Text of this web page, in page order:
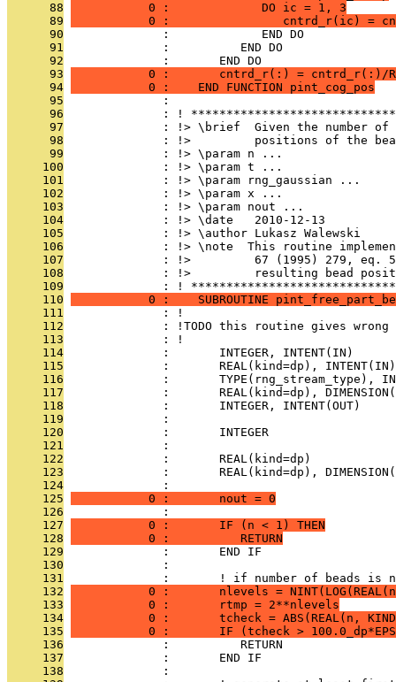
      88
           0 :             DO ic = 1, 3
      89
0 :                cntrd_r(ic) =
      90
              :             END DO
      91
              :          END DO
      92
              :       END DO
      93
0 :       cntrd_r(:) =
      94
           0 :    END FUNCTION pint_cog_pos
      95
              :
      96
: !
      97
: !> \brief  Given the number
      98
: !>         positions of the
      99
              : !> \param n ...
     100
              : !> \param t ...
     101
              : !> \param rng_gaussian ...
     102
              : !> \param x ...
     103
              : !> \param nout ...
     104
              : !> \date   2010-12-13
     105
              : !> \author Lukasz Walewski
     106
: !> \note  This routine
     107
: !>         67 (1995) 279, eq.
     108
: !>         resulting bead
     109
: !
     110
0 :    SUBROUTINE
     111
              : !
     112
: !TODO this routine gives
     113
              : !
     114
:       INTEGER, INTENT(IN)
     115
:       REAL(kind=dp),
     116
:       TYPE(rng_stream_type),
     117
:       REAL(kind=dp),
     118
:       INTEGER, INTENT(OUT)
     119
              :
     120
:       INTEGER
     121
:
     122
:       REAL(kind=dp)
     123
:       REAL(kind=dp),
     124
              :
     125
           0 :       nout = 0
     126
              :
     127
           0 :       IF (n < 1) THEN
     128
           0 :          RETURN
     129
              :       END IF
     130
              :
     131
:       ! if number of beads is
     132
0 :       nlevels =
     133
           0 :       rtmp = 2**nlevels
     134
0 :       tcheck = ABS(REAL(n,
     135
0 :       IF (tcheck >
     136
              :          RETURN
     137
              :       END IF
     138
              :